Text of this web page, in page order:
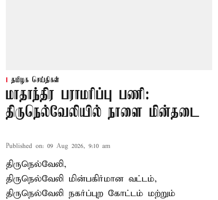
தமிழக செய்திகள்
மாதாந்திர பராமரிப்பு பணி:
திருநெல்வேலியில் நாளை மின்தடை
Published on: 09 Aug 2026, 9:10 am
திருநெல்வேலி,
திருநெல்வேலி மின்பகிர்மான வட்டம்,
திருநெல்வேலி நகர்ப்புற கோட்டம் மற்றும்